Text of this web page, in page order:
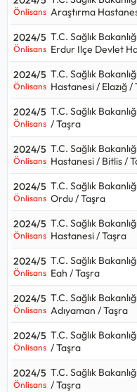
Önlisans Araştırma
2024/5
Önlisans
T.C. Sağlık
Erdur Ilçe Devlet
2024/5
Önlisans
T.C. Sağlık
Hastanesi / Elazığ /
2024/5
Önlisans
T.C. Sağlık
/ Taşra
2024/5
Önlisans
T.C. Sağlık
Hastanesi / Bitlis /
2024/5
Önlisans
T.C. Sağlık
Ordu / Taşra
2024/5
Önlisans
T.C. Sağlık
Hastanesi / Taşra
2024/5
Önlisans
T.C. Sağlık
Eah / Taşra
2024/5
Önlisans
T.C. Sağlık
Adıyaman / Taşra
2024/5
Önlisans
T.C. Sağlık
/ Taşra
2024/5
Önlisans
T.C. Sağlık
/ Taşra